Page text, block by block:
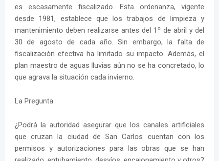
es escasamente fiscalizado. Esta ordenanza, vigente
desde 1981, establece que los trabajos de limpieza y
mantenimiento deben realizarse antes del 1º de abril y del
30 de agosto de cada año. Sin embargo, la falta de
fiscalización efectiva ha limitado su impacto. Además, el
plan maestro de aguas lluvias aún no se ha concretado, lo
que agrava la situación cada invierno.
La Pregunta
¿Podrá la autoridad asegurar que los canales artificiales
que cruzan la ciudad de San Carlos cuentan con los
permisos y autorizaciones para las obras que se han